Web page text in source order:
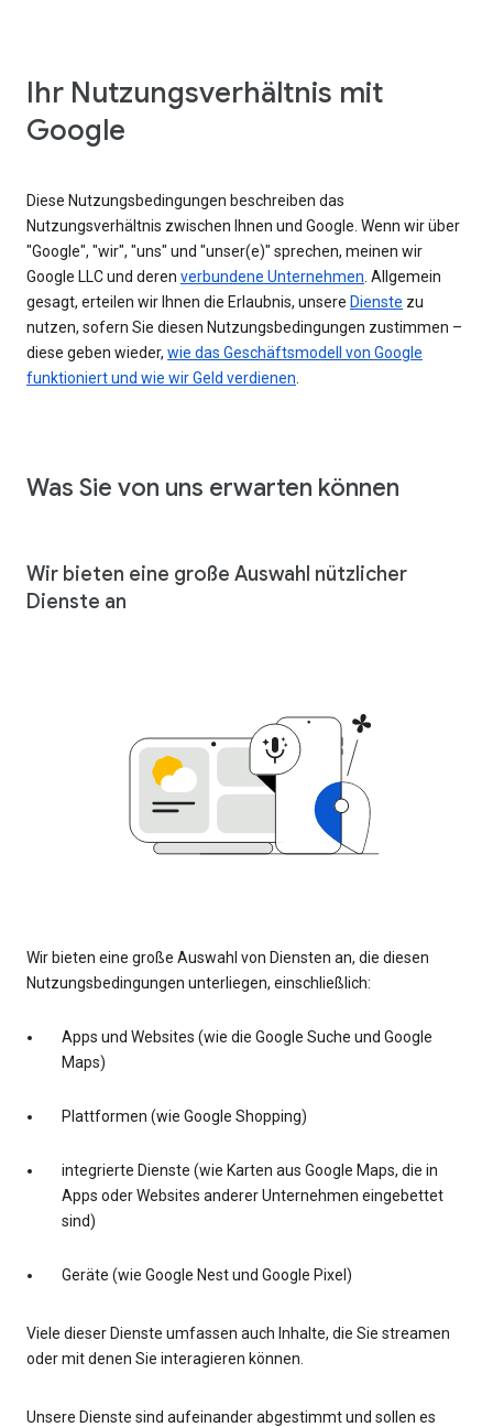
Ihr Nutzungsverhältnis mit
Google
Diese Nutzungsbedingungen beschreiben das
Nutzungsverhältnis zwischen Ihnen und Google. Wenn wir über
"Google", "wir", "uns" und "unser(e)" sprechen, meinen wir
Google LLC und deren verbundene Unternehmen . Allgemein
gesagt, erteilen wir Ihnen die Erlaubnis, unsere Dienste zu
nutzen, sofern Sie diesen Nutzungsbedingungen zustimmen –
diese geben wieder, wie das Geschäftsmodell von Google
funktioniert und wie wir Geld verdienen
Was Sie von uns erwarten können
Wir bieten eine große Auswahl nützlicher
Dienste an
Wir bieten eine große Auswahl von Diensten an, die diesen
Nutzungsbedingungen unterliegen, einschließlich:
Apps und Websites (wie die Google Suche und Google
Maps)
Plattformen (wie Google Shopping)
integrierte Dienste (wie Karten aus Google Maps, die in
Apps oder Websites anderer Unternehmen eingebettet
sind)
Geräte (wie Google Nest und Google Pixel)
Viele dieser Dienste umfassen auch Inhalte, die Sie streamen
oder mit denen Sie interagieren können.
Unsere Dienste sind aufeinander abgestimmt und sollen es